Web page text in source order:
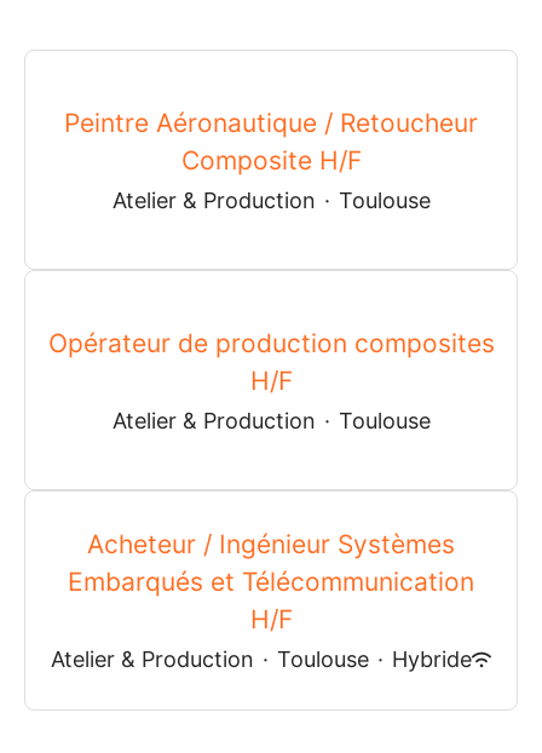
Peintre Aéronautique / Retoucheur
Composite H/F
Atelier & Production · Toulouse
Opérateur de production composites
H/F
Atelier & Production · Toulouse
Acheteur / Ingénieur Systèmes
Embarqués et Télécommunication
H/F
Atelier & Production · Toulouse · Hybride